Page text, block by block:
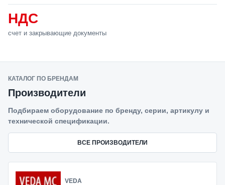
НДС
счет и закрывающие документы
КАТАЛОГ ПО БРЕНДАМ
Производители
Подбираем оборудование по бренду, серии, артикулу и
технической спецификации.
ВСЕ ПРОИЗВОДИТЕЛИ
VEDA